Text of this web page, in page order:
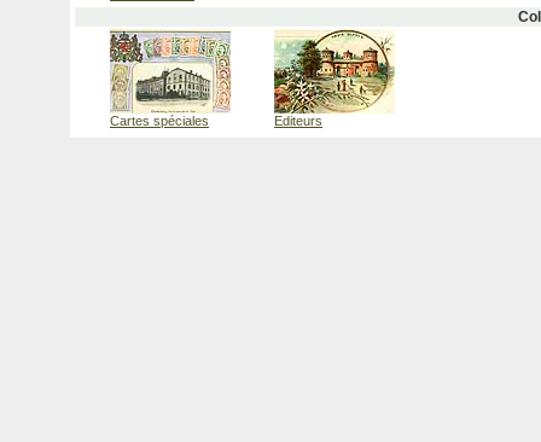
Cartes spéciales Editeurs